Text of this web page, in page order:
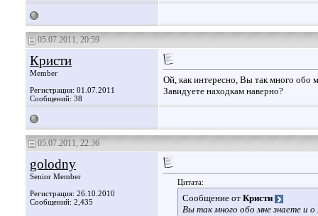
05.07.2011, 20:59
Кристи
Member
Регистрация: 01.07.2011
Сообщений: 38
Ой, как интересно, Вы так много обо
Завидуете находкам наверно?
05.07.2011, 22:36
golodny
Senior Member
Регистрация: 26.10.2010
Сообщений: 2,435
Цитата:
Сообщение от Кристи
Вы так много обо мне знаете и